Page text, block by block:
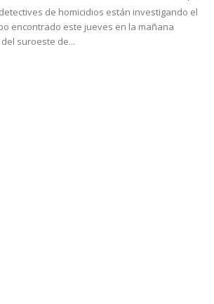
de homicidios están investigando el
encontrado este jueves en la mañana
suroeste de...